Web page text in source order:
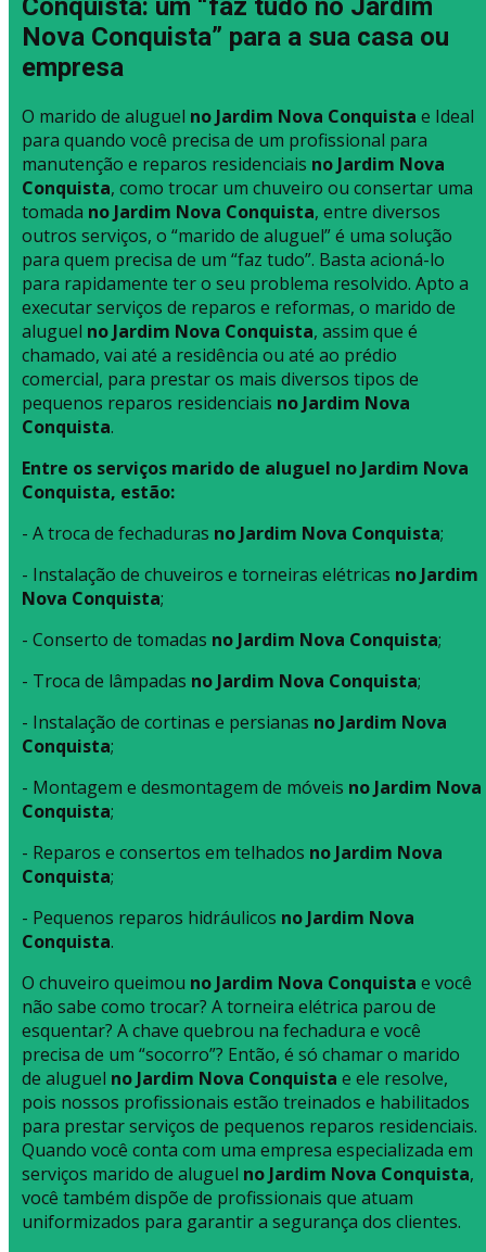
Conquista: um “faz tudo no Jardim
Nova Conquista” para a sua casa ou
empresa
O marido de aluguel no Jardim Nova Conquista e Ideal
para quando você precisa de um profissional para
manutenção e reparos residenciais no Jardim Nova
Conquista, como trocar um chuveiro ou consertar uma
tomada no Jardim Nova Conquista, entre diversos
outros serviços, o “marido de aluguel” é uma solução
para quem precisa de um “faz tudo”. Basta acioná-lo
para rapidamente ter o seu problema resolvido. Apto a
executar serviços de reparos e reformas, o marido de
aluguel no Jardim Nova Conquista, assim que é
chamado, vai até a residência ou até ao prédio
comercial, para prestar os mais diversos tipos de
pequenos reparos residenciais no Jardim Nova
Conquista.
Entre os serviços marido de aluguel no Jardim Nova
Conquista, estão:
- A troca de fechaduras no Jardim Nova Conquista;
- Instalação de chuveiros e torneiras elétricas no Jardim
Nova Conquista;
- Conserto de tomadas no Jardim Nova Conquista;
- Troca de lâmpadas no Jardim Nova Conquista;
- Instalação de cortinas e persianas no Jardim Nova
Conquista;
- Montagem e desmontagem de móveis no Jardim Nova
Conquista;
- Reparos e consertos em telhados no Jardim Nova
Conquista;
- Pequenos reparos hidráulicos no Jardim Nova
Conquista.
O chuveiro queimou no Jardim Nova Conquista e você
não sabe como trocar? A torneira elétrica parou de
esquentar? A chave quebrou na fechadura e você
precisa de um “socorro”? Então, é só chamar o marido
de aluguel no Jardim Nova Conquista e ele resolve,
pois nossos profissionais estão treinados e habilitados
para prestar serviços de pequenos reparos residenciais.
Quando você conta com uma empresa especializada em
serviços marido de aluguel no Jardim Nova Conquista,
você também dispõe de profissionais que atuam
uniformizados para garantir a segurança dos clientes.